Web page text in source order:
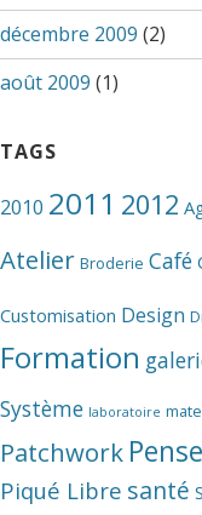
décembre 2009 (2)
août 2009 (1)
TAGS
2010 2011 2012
Atelier Broderie Café
Customisation Design
Formation
Système laboratoire
Patchwork
Piqué Libre santé